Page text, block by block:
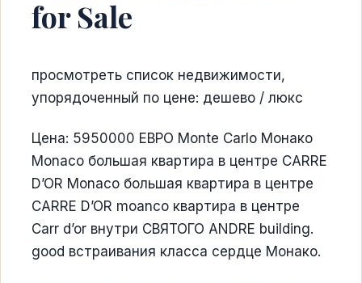
for Sale
просмотреть список недвижимости,
упорядоченный по цене: дешево / люкс
Цена: 5950000 ЕВРО Monte Carlo Монако
Monaco большая квартира в центре CARRE
D’OR Monaco большая квартира в центре
CARRE D’OR moanco квартира в центре
Carr d’or внутри СВЯТОГО ANDRE building.
good встраивания класса сердце Монако.